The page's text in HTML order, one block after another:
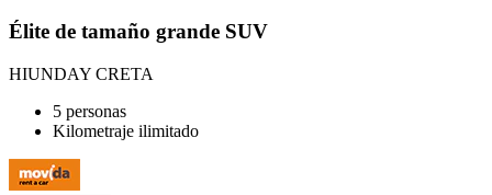
Élite de tamaño grande SUV
HIUNDAY CRETA
5 personas
Kilometraje ilimitado